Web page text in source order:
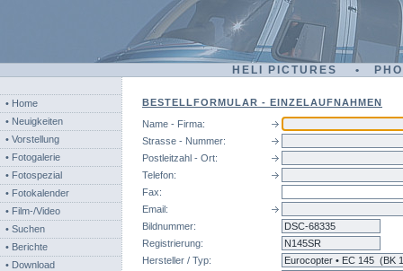
HELI PICTURES •
• Home
• Neuigkeiten
• Vorstellung
• Fotogalerie
• Fotospezial
• Fotokalender
• Film-/Video
• Suchen
• Berichte
• Download
BESTELLFORMULAR - EINZELAUFNAHMEN
Name - Firma:
Strasse - Nummer:
Postleitzahl - Ort:
Telefon:
Fax:
Email:
Bildnummer:
Registrierung:
Hersteller / Typ: